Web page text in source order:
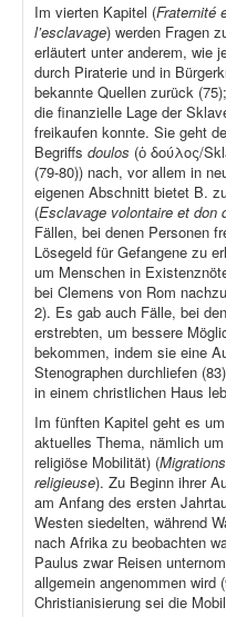
Im vierten Kapitel (Fraternité
l’esclavage) werden Fragen
erläutert unter anderem, wie
durch Piraterie und in
bekannte Quellen zurück
die finanzielle Lage der
freikaufen konnte. Sie geht
Begriffs doulos (ὁ δούλος/
(79-80)) nach, vor allem in
eigenen Abschnitt bietet B.
(Esclavage volontaire et don
Fällen, bei denen Personen
Lösegeld für Gefangene zu
um Menschen in
bei Clemens von Rom
2). Es gab auch Fälle, bei
erstrebten, um bessere
bekommen, indem sie eine
Stenographen durchliefen
in einem christlichen Haus
Im fünften Kapitel geht es
aktuelles Thema, nämlich
religiöse Mobilität) (
religieuse). Zu Beginn ihrer
am Anfang des ersten
Westen siedelten, während
nach Afrika zu beobachten
Paulus zwar Reisen
allgemein angenommen wird
Christianisierung sei die